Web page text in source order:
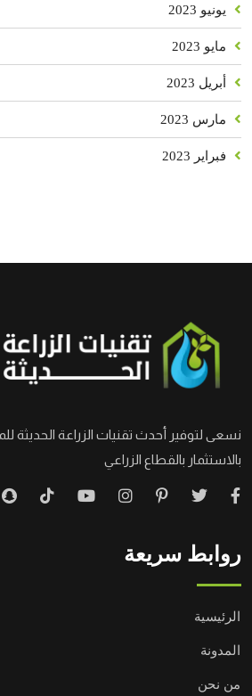
يونيو 2023
مايو 2023
أبريل 2023
مارس 2023
فبراير 2023
نسعى لتوفير أحدث تقنيات الزراعة الحديثة
بالاستثمار بالقطاع الزراعي
روابط سريعة
الرئيسية
المدونة
من نحن